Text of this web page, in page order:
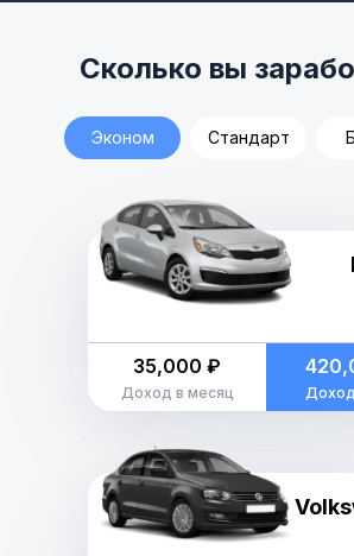
Сколько вы
Эконом Стандарт
35,000 ₽
Доход в месяц Доход